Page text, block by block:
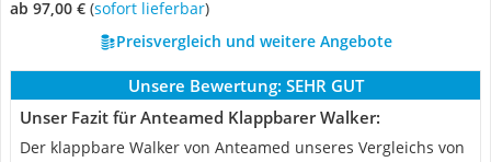
ab 97,00 € ( Sofort lieferbar)
Preisvergleich und weitere Angebote
Unsere Bewertung: SEHR GUT
Unser Fazit für Anteamed Klappbarer Walker:
Der klappbare Walker von Anteamed unseres Vergleichs von